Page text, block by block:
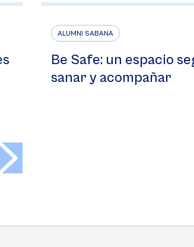
ALUMNI SABANA
Be Safe: un espacio
sanar y acompañar